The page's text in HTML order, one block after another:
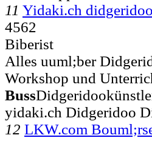
11 Yidaki.ch
4562
Biberist
Alles uuml;ber
Workshop und
Buss
yidaki.ch Didgeridoo
12 LKW.com